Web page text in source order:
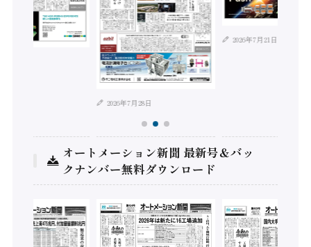
2026年7月28日
2026年7月21日
オートメーション新聞 最新号＆バッ
クナンバー無料ダウンロード